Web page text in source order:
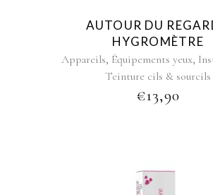
AUTOUR DU
HYGROMÈTRE
Appareils, Équipements yeux,
Teinture cils & sourcils
€13,90